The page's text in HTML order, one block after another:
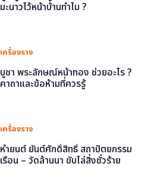
มะนาวไว้หน้าบ้านทำไม ?
เครื่องราง
บูชา พระลักษณ์หน้าทอง ช่วยอะไร ?
คาถาและข้อห้ามที่ควรรู้
เครื่องราง
หำยนต์ ยันต์ศักดิ์สิทธิ์ สถาปัตยกรรม
เรือน – วัดล้านนา ขับไล่สิ่งชั่วร้าย